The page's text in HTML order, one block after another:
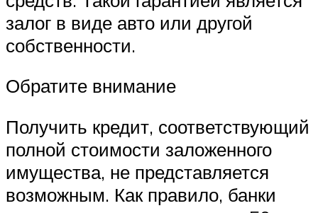
залог в виде авто или другой
собственности.
Обратите внимание
Получить кредит, соответствующий
полной стоимости заложенного
имущества, не представляется
возможным. Как правило, банки